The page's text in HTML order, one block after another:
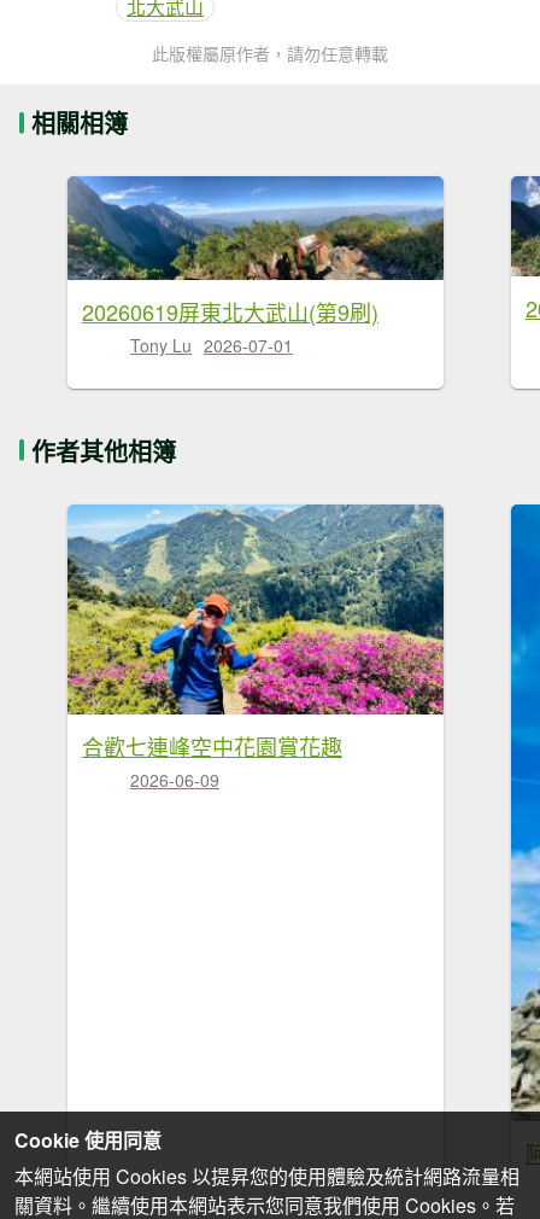
北大武山
此版權屬原作者，請勿任意轉載
相關相簿
20260619屏東北大武山(第9刷)
Tony Lu 2026-07-01
作者其他相簿
合歡七連峰空中花園賞花趣
2026-06-09
Cookie 使用同意
本網站使用 Cookies 以提昇您的使用體驗及統計網路流量相
關資料。繼續使用本網站表示您同意我們使用 Cookies。若